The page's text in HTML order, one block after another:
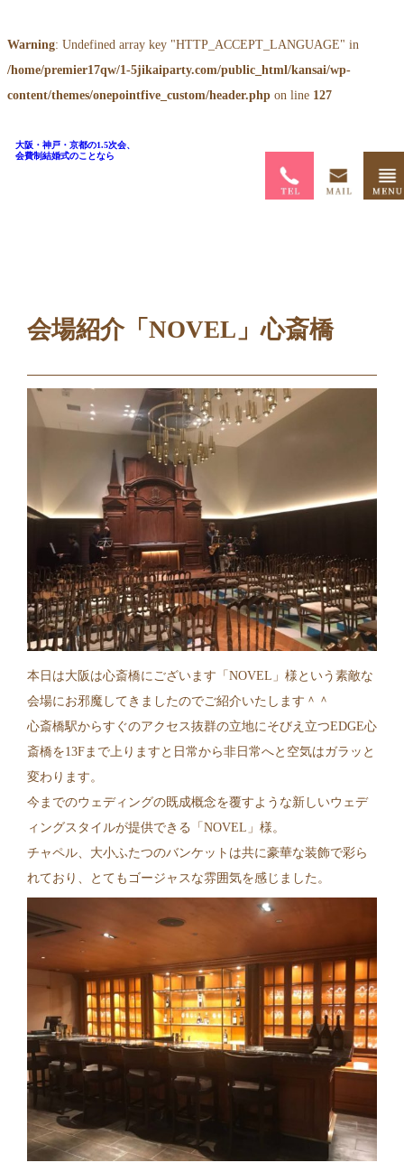
Warning: Undefined array key "HTTP_ACCEPT_LANGUAGE" in
/home/premier17qw/1-5jikaiparty.com/public_html/kansai/wp-
content/themes/onepointfive_custom/header.php on line 127
大阪・神戸・京都の1.5次会、
会費制結婚式のことなら
会場紹介「NOVEL」心斎橋
本日は大阪は心斎橋にございます「NOVEL」様という素敵な
会場にお邪魔してきましたのでご紹介いたします＾＾
心斎橋駅からすぐのアクセス抜群の立地にそびえ立つEDGE心
斎橋を13Fまで上りますと日常から非日常へと空気はガラッと
変わります。
今までのウェディングの既成概念を覆すような新しいウェデ
ィングスタイルが提供できる「NOVEL」様。
チャペル、大小ふたつのバンケットは共に豪華な装飾で彩ら
れており、とてもゴージャスな雰囲気を感じました。